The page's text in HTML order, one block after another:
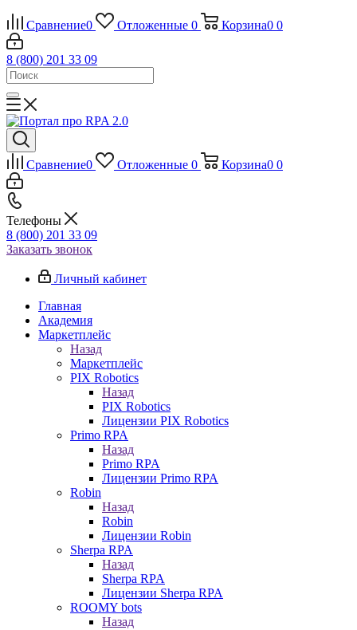
Сравнение0 Отложенные 0 Корзина0 0
8 (800) 201 33 09
Сравнение0 Отложенные 0 Корзина0 0
Телефоны
8 (800) 201 33 09
Заказать звонок
Личный кабинет
Главная
Академия
Маркетплейс
Назад
Маркетплейс
PIX Robotics
Назад
PIX Robotics
Лицензии PIX Robotics
Primo RPA
Назад
Primo RPA
Лицензии Primo RPA
Robin
Назад
Robin
Лицензии Robin
Sherpa RPA
Назад
Sherpa RPA
Лицензии Sherpa RPA
ROOMY bots
Назад